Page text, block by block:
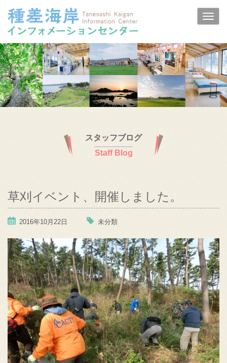
スタッフブログ
Staff Blog
草刈イベント、開催しました。
2016年10月22日 未分類